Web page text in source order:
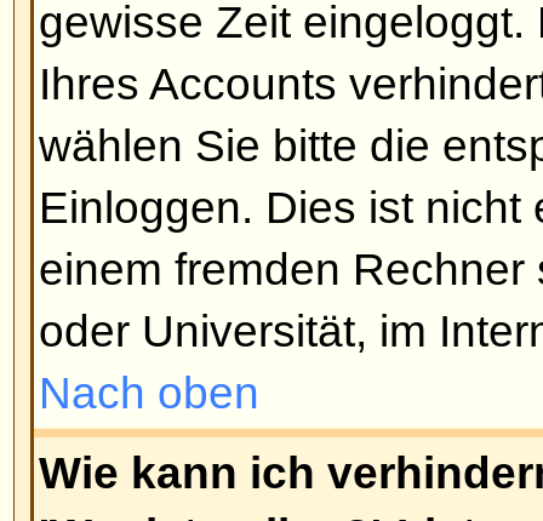
Wenn die COPPA-
die OptionIch bin unter 12 Jahre
Anweisungen folgen. Falls dies
braucht Ihr Account eine
Boards muss eine Registrierung
werden, bevor Sie sich
durch Sie selbst oder durch
der Registrierung wird Ihnen
Aktivierung erforderlich ist. Falls
zugesandt wurde, folgen Sie